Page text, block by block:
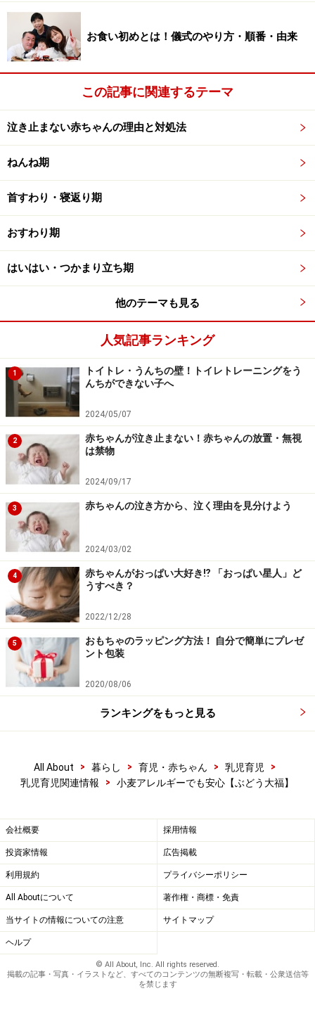
お食い初めとは！儀式のやり方・順番・由来
この記事に関連するテーマ
泣き止まない赤ちゃんの理由と対処法
ねんね期
首すわり・寝返り期
おすわり期
はいはい・つかまり立ち期
他のテーマも見る
人気記事ランキング
1
トイトレ・うんちの壁！トイレトレーニングをう
んちができない子へ
2024/05/07
2
赤ちゃんが泣き止まない！赤ちゃんの放置・無視
は禁物
2024/09/17
3 赤ちゃんの泣き方から、泣く理由を見分けよう
2024/03/02
4
赤ちゃんがおっぱい大好き⁉︎ 「おっぱい星人」ど
うすべき？
2022/12/28
5
おもちゃのラッピング方法！ 自分で簡単にプレゼ
ント包装
2020/08/06
ランキングをもっと見る
All About > 暮らし > 育児・赤ちゃん > 乳児育児
>
乳児育児関連情報
> 小麦アレルギーでも安心【ぶどう大福】
会社概要 採用情報
投資家情報 広告掲載
利用規約 プライバシーポリシー
All Aboutについて 著作権・商標・免責
当サイトの情報についての注意 サイトマップ
ヘルプ
© All About, Inc. All rights reserved.
掲載の記事・写真・イラストなど、すべてのコンテンツの無断複写・転載・公衆送信等
を禁じます